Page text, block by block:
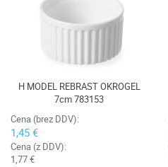
H MODEL REBRAST OKROGEL
7cm 783153
Cena (brez DDV):
1,45 €
Cena (z DDV):
1,77 €